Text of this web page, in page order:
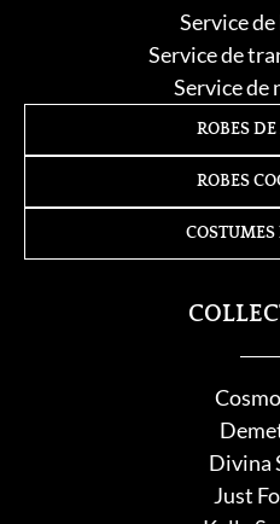
Service
Service de
Service de
Divina
Just
ROBES
ROBES